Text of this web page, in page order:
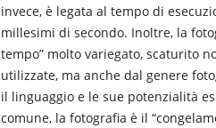
invece, è legata al tempo di
millesimi di secondo. Inoltre, la
tempo” molto variegato, scaturito
utilizzate, ma anche dal genere
il linguaggio e le sue potenzialità
comune, la fotografia è il